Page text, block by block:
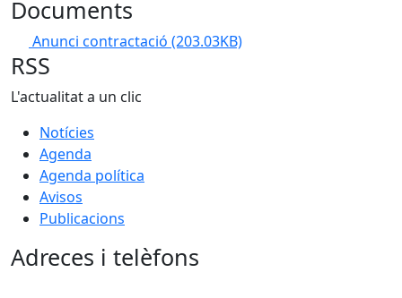
Documents
Anunci contractació (203.03KB)
RSS
L'actualitat a un clic
Notícies
Agenda
Agenda política
Avisos
Publicacions
Adreces i telèfons